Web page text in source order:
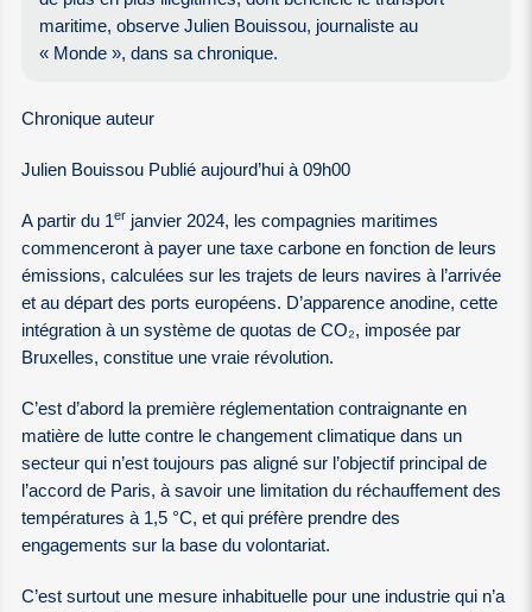
maritime, observe Julien Bouissou, journaliste au
« Monde », dans sa chronique.
Chronique auteur
Julien Bouissou Publié aujourd’hui à 09h00
A partir du 1er janvier 2024, les compagnies maritimes
commenceront à payer une taxe carbone en fonction de leurs
émissions, calculées sur les trajets de leurs navires à l’arrivée
et au départ des ports européens. D’apparence anodine, cette
intégration à un système de quotas de CO₂, imposée par
Bruxelles, constitue une vraie révolution.
C’est d’abord la première réglementation contraignante en
matière de lutte contre le changement climatique dans un
secteur qui n’est toujours pas aligné sur l’objectif principal de
l’accord de Paris, à savoir une limitation du réchauffement des
températures à 1,5 °C, et qui préfère prendre des
engagements sur la base du volontariat.
C’est surtout une mesure inhabituelle pour une industrie qui n’a